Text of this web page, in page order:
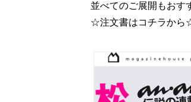
並べてのご展開もおす
☆注文書はコチラから